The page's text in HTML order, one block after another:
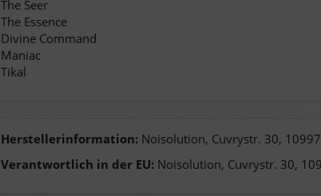
The Seer
The Essence
Divine Command
Maniac
Tikal
Herstellerinformation:Noisolution, Cuvrystr. 30,
Verantwortlich in der EU:Noisolution, Cuvrystr. 30,